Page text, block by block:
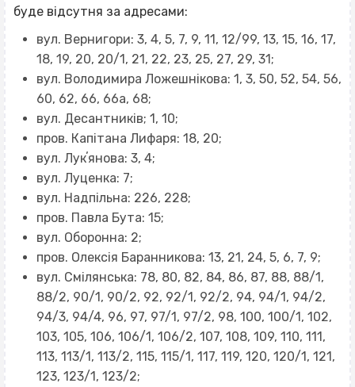
буде відсутня за адресами:
вул. Вернигори: 3, 4, 5, 7, 9, 11, 12/99, 13, 15, 16, 17,
18, 19, 20, 20/1, 21, 22, 23, 25, 27, 29, 31;
вул. Володимира Ложешнікова: 1, 3, 50, 52, 54, 56,
60, 62, 66, 66а, 68;
вул. Десантників; 1, 10;
пров. Капітана Лифаря: 18, 20;
вул. Лукʼянова: 3, 4;
вул. Луценка: 7;
вул. Надпільна: 226, 228;
пров. Павла Бута: 15;
вул. Оборонна: 2;
пров. Олексія Баранникова: 13, 21, 24, 5, 6, 7, 9;
вул. Смілянська: 78, 80, 82, 84, 86, 87, 88, 88/1,
88/2, 90/1, 90/2, 92, 92/1, 92/2, 94, 94/1, 94/2,
94/3, 94/4, 96, 97, 97/1, 97/2, 98, 100, 100/1, 102,
103, 105, 106, 106/1, 106/2, 107, 108, 109, 110, 111,
113, 113/1, 113/2, 115, 115/1, 117, 119, 120, 120/1, 121,
123, 123/1, 123/2;